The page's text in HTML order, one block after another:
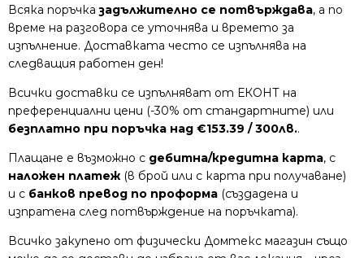
Всяка поръчказадължително се потвърждава, а по
време на разговора се уточнява и времето за
изпълнение. Доставката често се изпълнява на
следващия работен ден!
Всички доставки се изпълняват от ЕКОНТ на
преференциални цени (-30% от стандартните) или
безплатно при поръчка над €153.39 / 300лв..
Плащане е възможно с дебитна/кредитна карта, с
наложен платеж (в брой или с карта при получаване)
и с банков превод по проформа (създадена и
изпратена след потвърждение на поръчката).
Всичко закупено от физически Домтекс магазин също